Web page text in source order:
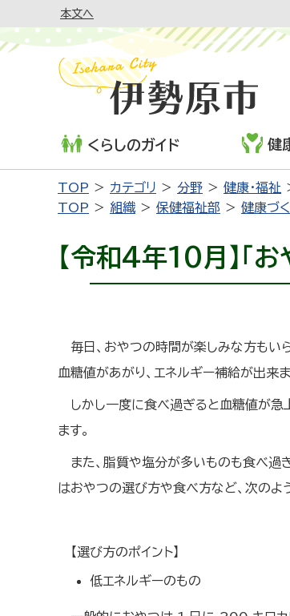
本文へ
くらしのガイド 健
TOP カテゴリ 分野 健康・福祉
TOP
組織 保健福祉部 健康づ
【令和4年10月】「お
毎日、おやつの時間が楽しみな方もい
血糖値があがり、エネルギー補給が出来ま
しかし一度に食べ過ぎると血糖値が急
ます。
また、脂質や塩分が多いものも食べ
はおやつの選び方や食べ方など、次のよ
【選び方のポイント】
低エネルギーのもの